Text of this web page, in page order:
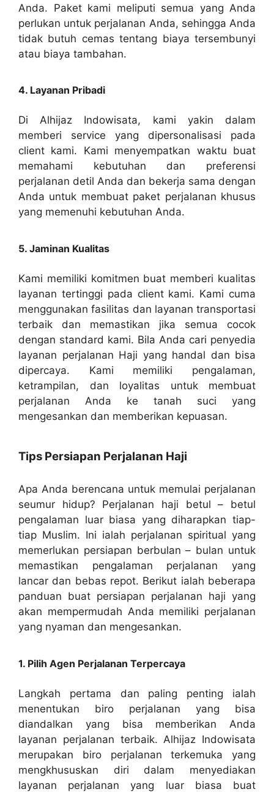
Anda. Paket kami meliputi semua yang Anda
perlukan untuk perjalanan Anda, sehingga Anda
tidak butuh cemas tentang biaya tersembunyi
atau biaya tambahan.
4. Layanan Pribadi
Di Alhijaz Indowisata, kami yakin dalam
memberi service yang dipersonalisasi pada
client kami. Kami menyempatkan waktu buat
memahami kebutuhan dan preferensi
perjalanan detil Anda dan bekerja sama dengan
Anda untuk membuat paket perjalanan khusus
yang memenuhi kebutuhan Anda.
5. Jaminan Kualitas
Kami memiliki komitmen buat memberi kualitas
layanan tertinggi pada client kami. Kami cuma
menggunakan fasilitas dan layanan transportasi
terbaik dan memastikan jika semua cocok
dengan standard kami. Bila Anda cari penyedia
layanan perjalanan Haji yang handal dan bisa
dipercaya. Kami memiliki pengalaman,
ketrampilan, dan loyalitas untuk membuat
perjalanan Anda ke tanah suci yang
mengesankan dan memberikan kepuasan.
Tips Persiapan Perjalanan Haji
Apa Anda berencana untuk memulai perjalanan
seumur hidup? Perjalanan haji betul – betul
pengalaman luar biasa yang diharapkan tiap-
tiap Muslim. Ini ialah perjalanan spiritual yang
memerlukan persiapan berbulan – bulan untuk
memastikan pengalaman perjalanan yang
lancar dan bebas repot. Berikut ialah beberapa
panduan buat persiapan perjalanan haji yang
akan mempermudah Anda memiliki perjalanan
yang nyaman dan mengesankan.
1. Pilih Agen Perjalanan Terpercaya
Langkah pertama dan paling penting ialah
menentukan biro perjalanan yang bisa
diandalkan yang bisa memberikan Anda
layanan perjalanan terbaik. Alhijaz Indowisata
merupakan biro perjalanan terkemuka yang
mengkhususkan diri dalam menyediakan
layanan perjalanan yang luar biasa buat